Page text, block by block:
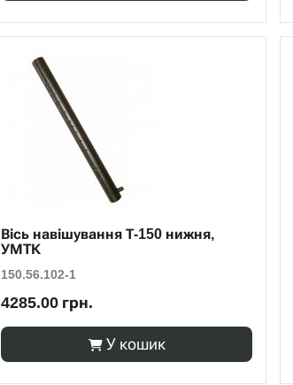
Вісь навішування Т-150 нижня,
УМТК
150.56.102-1
4285.00 грн.
У кошик